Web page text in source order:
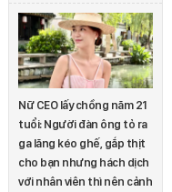
Nữ CEO lấy chồng năm 21
tuổi: Người đàn ông tỏ ra
ga lăng kéo ghế, gắp thịt
cho bạn nhưng hách dịch
với nhân viên thì nên cảnh